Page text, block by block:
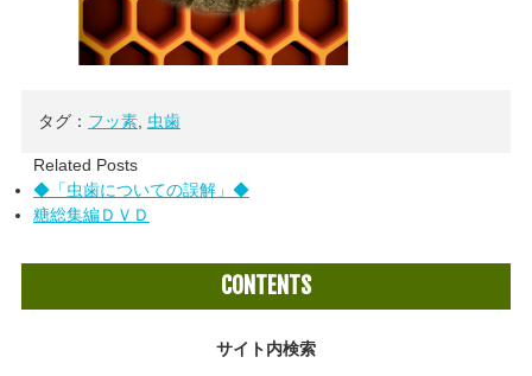
タグ： フッ素, 虫歯
Related Posts
◆「虫歯についての誤解」◆
糖総集編ＤＶＤ
CONTENTS
サイト内検索